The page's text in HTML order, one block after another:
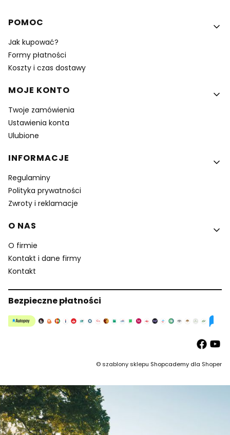
Linki w stopce
POMOC
Jak kupować?
Formy płatności
Koszty i czas dostawy
MOJE KONTO
Twoje zamówienia
Ustawienia konta
Ulubione
INFORMACJE
Regulaminy
Polityka prywatności
Zwroty i reklamacje
O NAS
O firmie
Kontakt i dane firmy
Kontakt
Bezpieczne płatności
©szablony sklepu Shopcademy dla Shoper